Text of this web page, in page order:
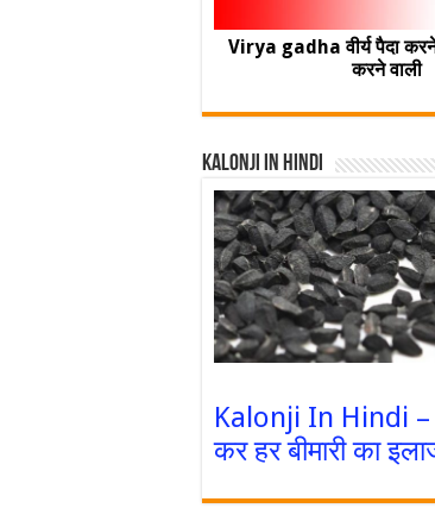
Virya gadha वीर्य पैदा करने
करने वाली
Kalonji In Hindi
Kalonji In Hindi –
कर हर बीमारी का